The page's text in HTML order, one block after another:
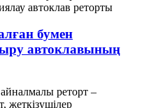
бумен
автоклавының